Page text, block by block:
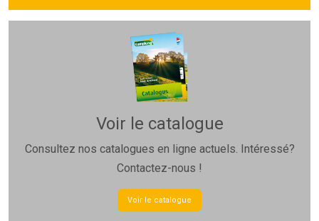
Voir le catalogue
Consultez nos catalogues en ligne actuels. Intéressé?
Contactez-nous !
Voir le catalogue